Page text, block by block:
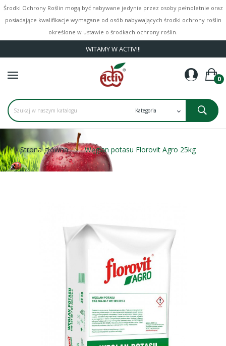
Środki Ochrony Roślin mogą być nabywane jedynie przez osoby pełnoletnie oraz
posiadające kwalifikacje wymagane od osób nabywających środki ochrony roślin
określone w ustawie o środkach ochrony roślin.
WITAMY W ACTIV!!!
0
Strona główna Węglan potasu Florovit Agro 25kg